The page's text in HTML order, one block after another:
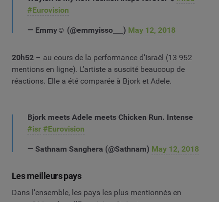
#Eurovision
— Emmy☺ (@emmyisso___) May 12, 2018
20h52 – au cours de la performance d’Israël (13 952
mentions en ligne). L’artiste a suscité beaucoup de
réactions. Elle a été comparée à Bjork et Adele.
Bjork meets Adele meets Chicken Run. Intense
#isr #Eurovision
— Sathnam Sanghera (@Sathnam) May 12, 2018
Les meilleurs pays
Dans l’ensemble, les pays les plus mentionnés en